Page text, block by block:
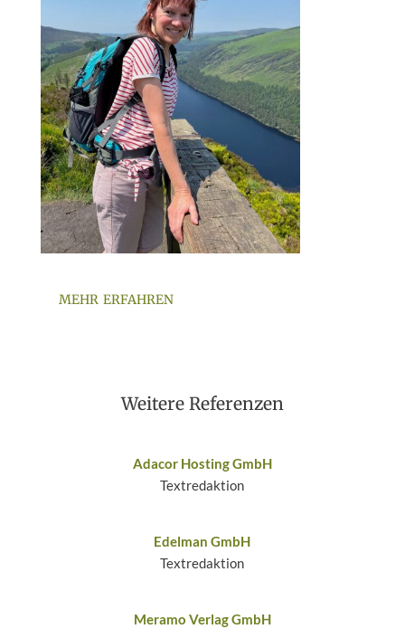
mehr erfahren
Weitere Referenzen
Adacor Hosting GmbH
Textredaktion
Edelman GmbH
Textredaktion
Meramo Verlag GmbH